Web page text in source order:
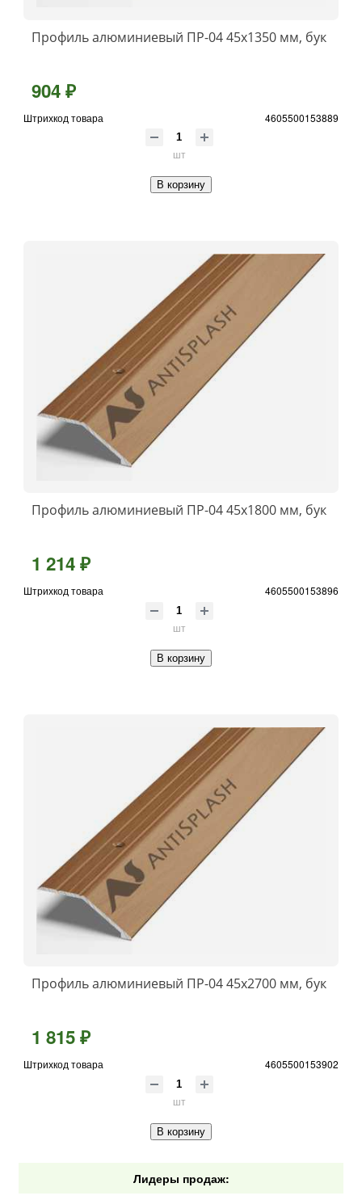
Профиль алюминиевый ПР-04 45x1350 мм, бук
904 ₽
Штрихкод товара 4605500153889
шт
В корзину
Профиль алюминиевый ПР-04 45x1800 мм, бук
1 214 ₽
Штрихкод товара 4605500153896
шт
В корзину
Профиль алюминиевый ПР-04 45x2700 мм, бук
1 815 ₽
Штрихкод товара 4605500153902
шт
В корзину
Лидеры продаж: